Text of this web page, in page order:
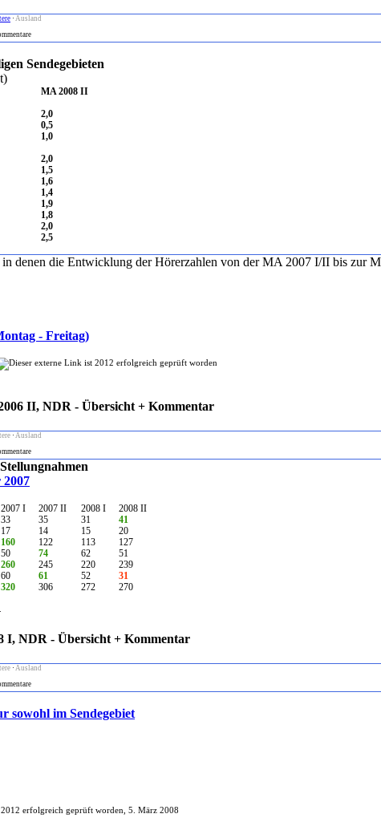
· Ausland
Sendegebieten
MA 2008 II
2,0
0,5
1,0
2,0
1,5
1,6
1,4
1,9
1,8
2,0
2,5
denen die Entwicklung der Hörerzahlen von der MA 2007 I/II bis zur
- Freitag)
II, NDR - Übersicht + Kommentar
· Ausland
2007 I 2007 II 2008 I
2008 II
33 35 31
41
17 14 15
20
160 122 113
127
50 74 62
51
260 245 220
239
60 61 52
31
320 306 272 270
I, NDR - Übersicht + Kommentar
· Ausland
sowohl im Sendegebiet
, 5. März 2008